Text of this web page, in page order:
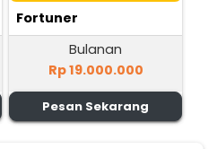
Fortuner
Bulanan
Rp 19.000.000
Pesan Sekarang